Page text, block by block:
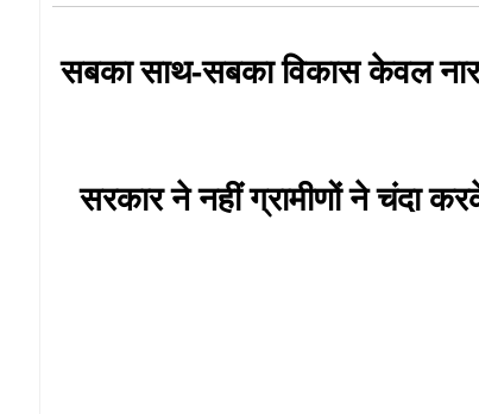
सबका साथ-सबका विकास केवल
सरकार ने नहीं ग्रामीणों ने चंदा